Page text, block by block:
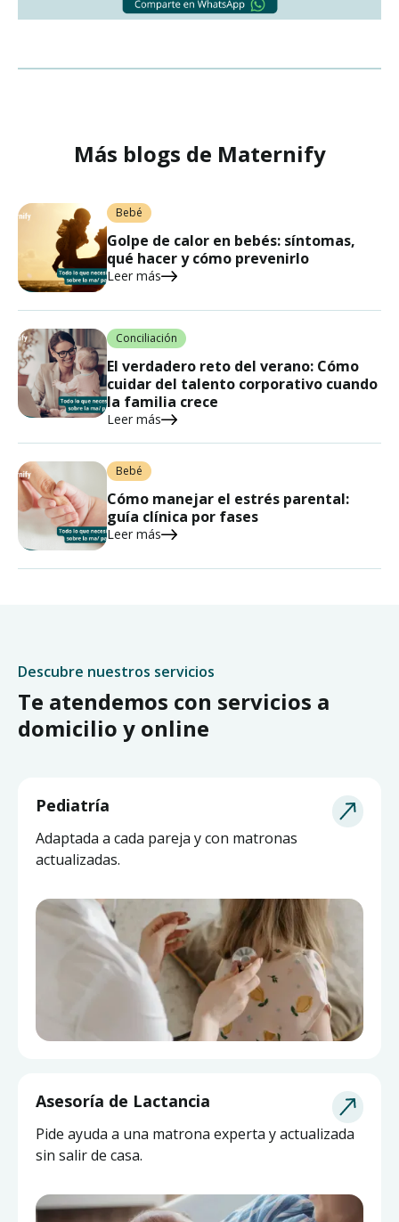
Más blogs de Maternify
Bebé
Golpe de calor en bebés: síntomas,
qué hacer y cómo prevenirlo
Leer más
Conciliación
El verdadero reto del verano: Cómo
cuidar del talento corporativo cuando
la familia crece
Leer más
Bebé
Cómo manejar el estrés parental:
guía clínica por fases
Leer más
Descubre nuestros servicios
Te atendemos con servicios a
domicilio y online
Pediatría
Adaptada a cada pareja y con matronas
actualizadas.
Asesoría de Lactancia
Pide ayuda a una matrona experta y actualizada
sin salir de casa.